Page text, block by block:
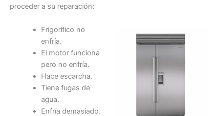
proceder a su reparación:
Frigorífico no
enfría.
El motor funciona
pero no enfría.
Hace escarcha.
Tiene fugas de
agua.
Enfría demasiado.